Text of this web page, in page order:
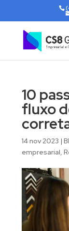
10
fluxo
14 nov 2023 |
empresarial,